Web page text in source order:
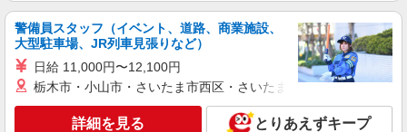
品出し（商品陳列）
時給1,265円
ライフ東中野店 東京都中野区東中野3-9-7
キープ 詳細を見る
警備員スタッフ（イベント、道路、商業施設、
大型駐車場、JR列車見張りなど）
日給 11,000円〜12,100円
栃木市・小山市・さいたま市西区・さいたま市岩槻区・久喜市・
詳細を見る とりあえずキープ